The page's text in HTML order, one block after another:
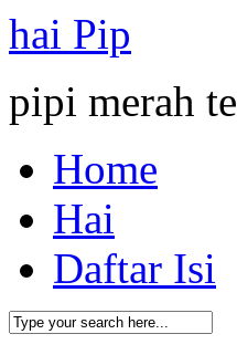
hai Pip
pipi merah
Home
Hai
Daftar Isi